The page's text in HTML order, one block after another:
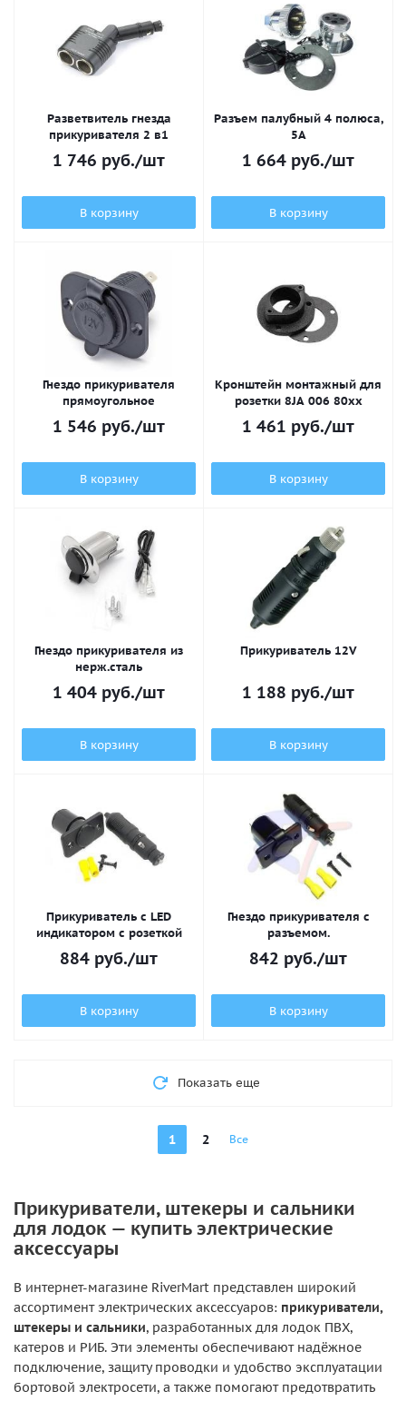
Разветвитель гнезда
прикуривателя 2 в1
1 746 руб./шт
В корзину
Разъем палубный 4 полюса,
5А
1 664 руб./шт
В корзину
Гнездо прикуривателя
прямоугольное
1 546 руб./шт
В корзину
Кронштейн монтажный для
розетки 8JA 006 80хх
1 461 руб./шт
В корзину
Гнездо прикуривателя из
нерж.сталь
1 404 руб./шт
В корзину
Прикуриватель 12V
1 188 руб./шт
В корзину
Прикуриватель c LED
индикатором с розеткой
884 руб./шт
В корзину
Гнездо прикуривателя с
разъемом.
842 руб./шт
В корзину
Показать еще
1 2 Все
Прикуриватели, штекеры и сальники
для лодок — купить электрические
аксессуары
В интернет-магазине RiverMart представлен широкий
ассортимент электрических аксессуаров: прикуриватели,
штекеры и сальники, разработанных для лодок ПВХ,
катеров и РИБ. Эти элементы обеспечивают надёжное
подключение, защиту проводки и удобство эксплуатации
бортовой электросети, а также помогают предотвратить